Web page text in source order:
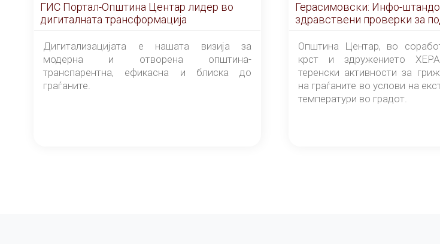
ГИС Портал-Општина Центар лидер во
дигиталната трансформација
Дигитализацијата е нашата визија за
модерна и отворена општина-
транспарентна, ефикасна и блиска до
граѓаните.
Герасимовски: Инфо-
здравствени проверки за
граѓаните во услови на
Општина Центар, во
крст и здружението
теренски активности за
на граѓаните во услови на
температури во градот.